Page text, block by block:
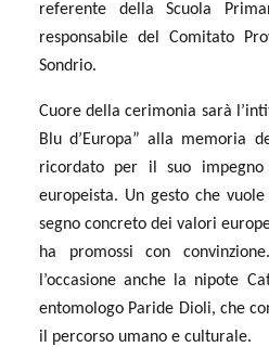
referente della Scuola
responsabile del Comitato
Sondrio.
Cuore della cerimonia sarà
Blu d’Europa” alla memoria
ricordato per il suo impegno
europeista. Un gesto che
segno concreto dei valori
ha promossi con
l’occasione anche la nipote
entomologo Paride Dioli, che
il percorso umano e culturale.